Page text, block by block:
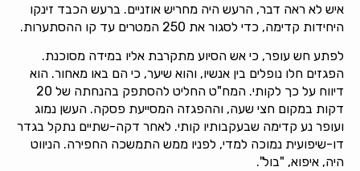
איש לא ראה דבר, הרעש היה מחריש אוזניים. ברעש הכבד זינקו
היחידות קדימה, כדי לסגור את 250 המטרים עד קו ההסתערות.
לפתע חש עופר, כי אש הסיוע מתקרבת אליו במידה מסוכנת.
הפגזים חלו נופלים בין אנשיו, והוא שיער, כי הם באו מאחור. הוא
דיווח על כך לקותי. המח"ט החליט להסתפק בהנחתה של 20
דקות במקום חצי שעה, וההפגזה המסייעת פסקה. העשן נמוג
ועופר נע קדימה שבעקבותיו קותי. לאחר דקה-שתיים נתקל בגדר
דו-שיפועית נמוכה למדי, לפניו ממש התמשכה החפירה. הניווט
היה, איפוא, "בול".